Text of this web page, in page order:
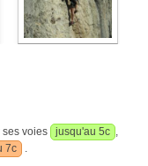
voies jusqu'au 5c ,
7c
.